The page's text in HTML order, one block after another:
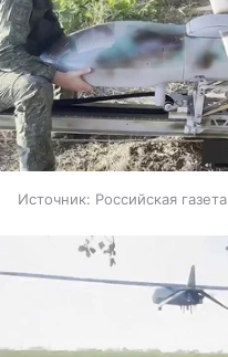
Источник: Российская газета